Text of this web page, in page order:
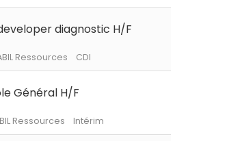
Persan ABIL Ressources CDI
diagnostic H/F
Général H/F